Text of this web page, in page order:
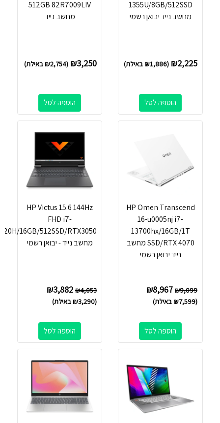
1355U/8GB/512SSD
מחשב נייד יבואן רשמי
₪2,225
(
₪1,886 באילת)
הוספה לסל
512GB 82R7009LIV
מחשב נייד
₪3,250
(
₪2,754 באילת)
הוספה לסל
HP Omen Transcend
16-u0005nj i7-
13700hx/16GB/1T
SSD/RTX 4070 מחשב
נייד יבואן רשמי
₪9,099
₪8,967
(
₪7,599 באילת)
הוספה לסל
HP Victus 15.6 144Hz
FHD i7-
16GB/512SSD/RTX3050
מחשב נייד - יבואן רשמי
₪4,053
₪3,882
(
₪3,290 באילת)
הוספה לסל